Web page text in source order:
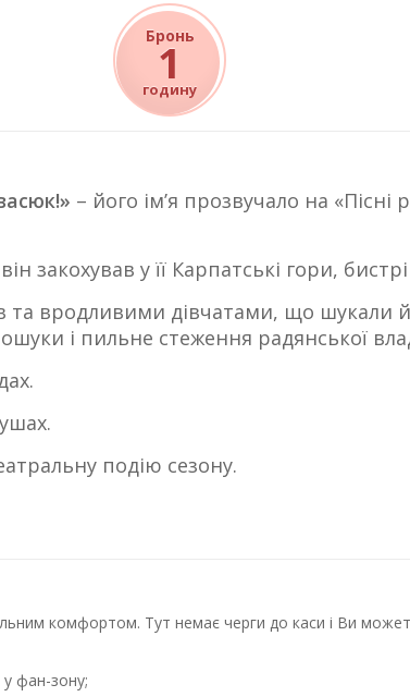
Бронь
1
годину
– його ім’я прозвучало на «Пісні
закохував у її Карпатські гори,
вродливими дівчатами, що шукали
і пильне стеження радянської
подію сезону.
комфортом. Тут немає черги до каси і Ви
у фан-зону;